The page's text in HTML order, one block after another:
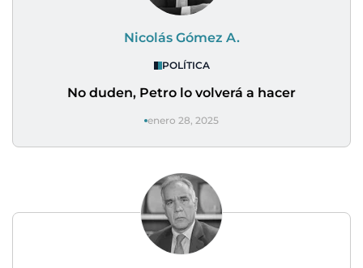
Nicolás Gómez A.
POLÍTICA
No duden, Petro lo volverá a hacer
enero 28, 2025